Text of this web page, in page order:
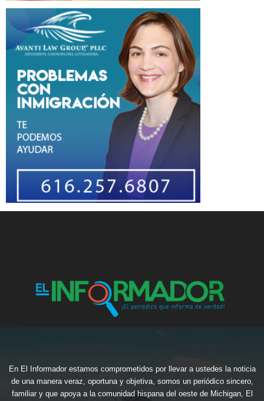
En El Informador estamos comprometidos por llevar a ustedes la noticia
de una manera veraz, oportuna y objetiva, somos un periódico sincero,
familiar y que apoya a la comunidad hispana del oeste de Michigan, El